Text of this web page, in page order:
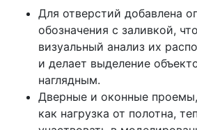
Для отверстий добавлена
обозначения с заливкой,
визуальный анализ их
и делает выделение
наглядным.
Дверные и оконные
как нагрузка от полотна,